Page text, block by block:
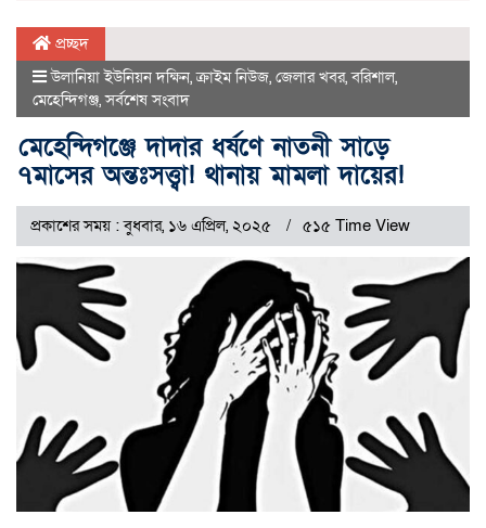
প্রচ্ছদ
উলানিয়া ইউনিয়ন দক্ষিন,ক্রাইম নিউজ, জেলার খবর,বরিশাল,
মেহেন্দিগঞ্জ,সর্বশেষ সংবাদ
মেহেন্দিগঞ্জে দাদার ধর্ষণে নাতনী সাড়ে
৭মাসের অন্তঃসত্ত্বা! থানায় মামলা দায়ের!
প্রকাশের সময় : বুধবার, ১৬ এপ্রিল, ২০২৫ ৫১৫ Time View